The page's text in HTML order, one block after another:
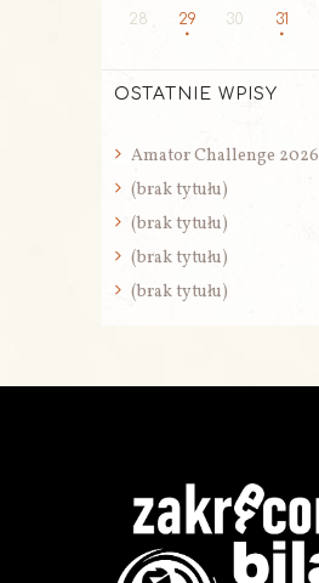
28 29 30 31
OSTATNIE WPISY
Amator Challenge 2026
(brak tytułu)
(brak tytułu)
(brak tytułu)
(brak tytułu)